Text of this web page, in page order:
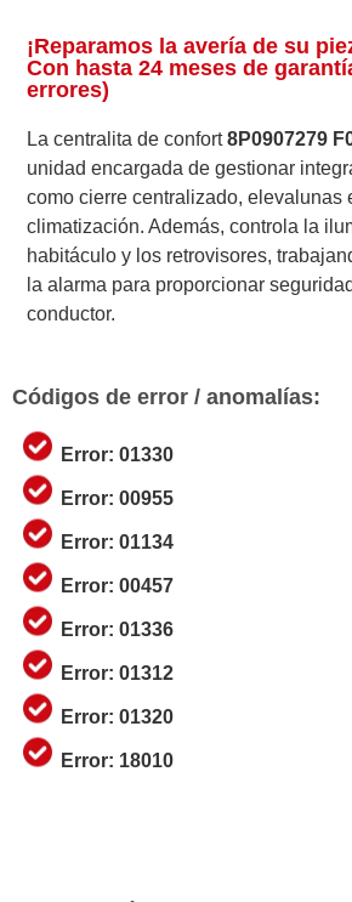
¡Reparamos la avería de su
Con hasta 24 meses de
errores)
La centralita de confort8P0907279
unidad encargada de gestionar
como cierre centralizado, elevalunas
climatización. Además, controla la
habitáculo y los retrovisores,
la alarma para proporcionar
conductor.
Códigos de error / anomalías:
Error: 01330
Error: 00955
Error: 01134
Error: 00457
Error: 01336
Error: 01312
Error: 01320
Error: 18010